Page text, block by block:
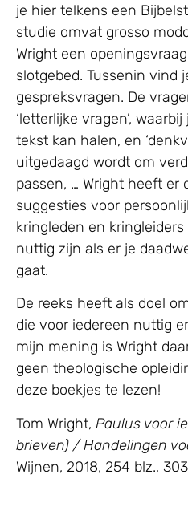
je hier telkens een
studie omvat grosso
Wright een
slotgebed. Tussenin vind
gespreksvragen. De
‘letterlijke vragen’,
tekst kan halen, en
uitgedaagd wordt om
passen, … Wright heeft er
suggesties voor
kringleden en
nuttig zijn als er je
gaat.
De reeks heeft als doel
die voor iedereen nuttig
mijn mening is Wright
geen theologische
deze boekjes te lezen!
Tom Wright, Paulus voor
brieven) / Handelingen
Wijnen, 2018, 254 blz.,